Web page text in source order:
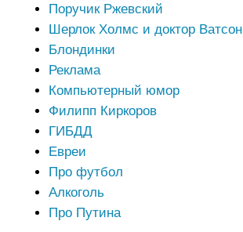
Поручик Ржевский
Шерлок Холмс и доктор Ватсон
Блондинки
Реклама
Компьютерный юмор
Филипп Киркоров
ГИБДД
Евреи
Про футбол
Алкоголь
Про Путина